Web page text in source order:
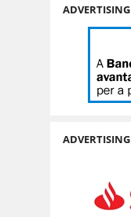
ADVERTISING
ADVERTISING